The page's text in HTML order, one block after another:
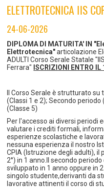
Coordinamento Provinciale
ELETTROTECNICA IIS
24-06-2026
DIPLOMA DI MATURITA' IN
Elettrotecnica"articolazione
ADULTI Corso Serale Statale
Ferrara" ISCRIZIONI ENTRO IL
Il Corso Serale è strutturato
(Classi 1 e 2); Secondo periodo
(Classe 5)
Per l'accesso ai diversi periodi
valutare i crediti formali,
esperienze scolastiche e
nessuna esperienza il nostro
CPIA (Istruzione degli adulti), il
2°) in 1 anno.Il secondo
sviluppato in 1 anno oppure in
singolo studente,derivanti da
lavorative attinenti il corso di